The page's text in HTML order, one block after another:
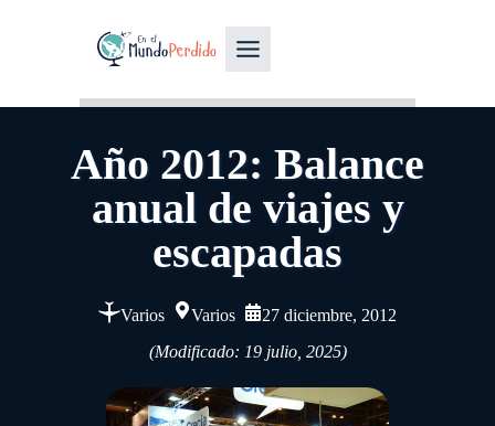
Año 2012: Balance
anual de viajes y
escapadas
Varios Varios
27 diciembre, 2012
(Modificado: 19 julio, 2025)